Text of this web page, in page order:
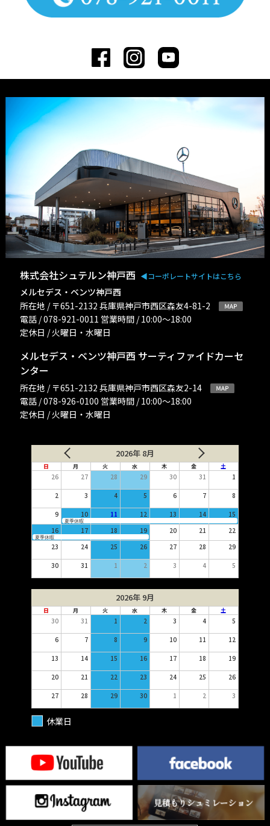
株式会社シュテルン神戸西 ◀︎コーポレートサイトはこちら
メルセデス・ベンツ神戸西
所在地 / 〒651-2132 兵庫県神戸市西区森友4-81-2
電話 / 078-921-0011 営業時間 / 10:00〜18:00
定休日 / 火曜日・水曜日
メルセデス・ベンツ神戸西 サーティファイドカーセ
ンター
所在地 / 〒651-2132 兵庫県神戸市西区森友2-14
電話 / 078-926-0100 営業時間 / 10:00〜18:00
定休日 / 火曜日・水曜日
2026年 8月
日 月 火 水 木 金 土
26 27 28 29 30 31 1
2 3 4 5 6 7 8
9 10 11 12 13 14 15
夏季休暇
16 17 18 19 20 21 22
夏季休暇
23 24 25 26 27 28 29
30 31 1 2 3 4 5
2026年 9月
日 月 火 水 木 金 土
30 31 1 2 3 4 5
6 7 8 9 10 11 12
13 14 15 16 17 18 19
20 21 22 23 24 25 26
27 28 29 30 1 2 3
休業日